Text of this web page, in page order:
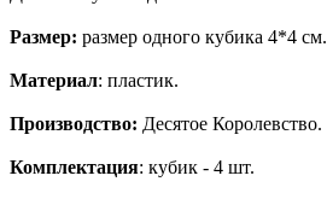
Размер: размер одного кубика 4*4 см.
Материал: пластик.
Производство: Десятое Королевство.
Комплектация: кубик - 4 шт.